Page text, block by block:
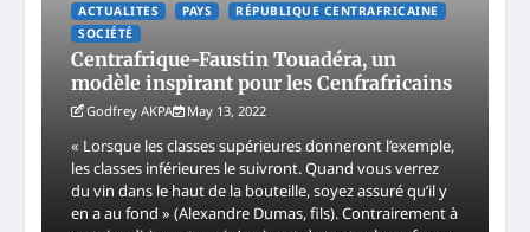
ACTUALITES PAYS
RÉPUBLIQUE CENTRAFRICAINE
SOCIÉTÉ
Centrafrique-Faustin Touadéra, un
modèle inspirant pour les Cenfrafricains
Godfrey AKPA May 13, 2022
« Lorsque les classes supérieures donneront l’exemple,
les classes inférieures le suivront. Quand vous verrez
du vin dans le haut de la bouteille, soyez assuré qu’il y
en a au fond » (Alexandre Dumas, fils). Contrairement à